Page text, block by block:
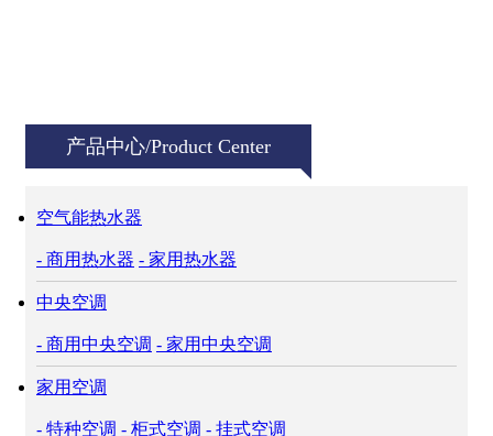
产品中心/Product Center
空气能热水器
- 商用热水器 - 家用热水器
中央空调
- 商用中央空调 - 家用中央空调
家用空调
- 特种空调 - 柜式空调 - 挂式空调